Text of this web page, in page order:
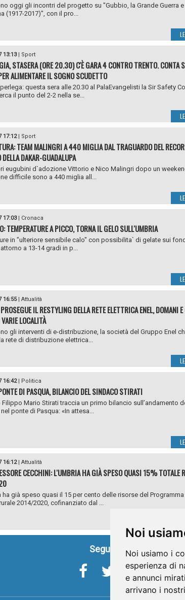
Noi
Noi usiamo i
esperienza di
e annunci
arrivano i
oggi gli incontri del progetto su "Gubbio, la Grande Guerra e
(1917-2017)", con il pro...
13:13| Sport
STASERA (ORE 20.30) C'È GARA 4 CONTRO TRENTO. CONTA
ALIMENTARE IL SOGNO SCUDETTO
questa sera alle 20.30 al PalaEvangelisti la Sir Safety
il punto del 2-2 nella se...
17:12| Sport
TEAM MALINGRI A 440 MIGLIA DAL TRAGUARDO DEL
DELLA DAKAR-GUADALUPA
eugubini d`adozione Vittorio e Nico Malingri dopo un
difficile sono a 440 miglia all...
17:03| Cronaca
TEMPERATURE A PICCO, TORNA IL GELO SULL'UMBRIA
in "ulteriore sensibile calo" con possibilita` di gelate sui
a 13-14 gradi in p...
16:55| Attualità
IL RESTYLING DELLA RETE ELETTRICA ENEL, DOMANI
LOCALITÀ
gli interventi di e-distribuzione, la società del Gruppo Enel
rete di distribuzione elettrica...
16:42| Politica
DI PASQUA, BILANCIO DEL SINDACO STIRATI
Mario Stirati traccia un primo bilancio sull’andamento
ponte di Pasqua: «In attesa...
16:12| Attualità
CECCHINI: L'UMBRIA HA GIÀ SPESO QUASI 15% TOTALE
ha già speso quasi il 15 per cento delle risorse del
2014/2020, cofinanziato dal ...
Seguici su